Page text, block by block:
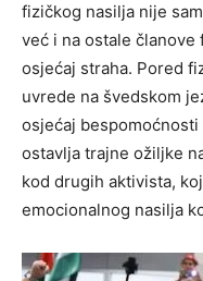
fizičkog nasilja nije
već i na ostale
osjećaj straha. Pored
uvrede na švedskom
osjećaj
ostavlja trajne ožiljke
kod drugih aktivista,
emocionalnog nasilja